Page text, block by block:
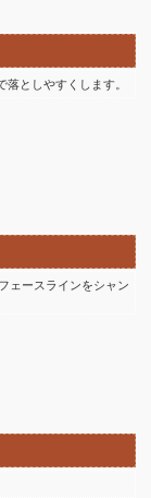
としやすくします。
ェースラインをシャン